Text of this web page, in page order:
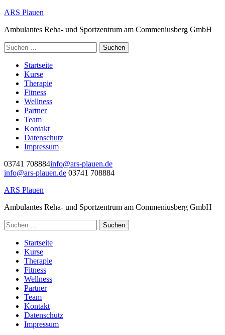
Zum
springen
drücken)
ARS Plauen
Ambulantes Reha- und Sportzentrum am Commeniusberg GmbH
Suchen
nach:
Startseite
Kurse
Therapie
Fitness
Wellness
Partner
Team
Kontakt
Datenschutz
Impressum
03741 708884info@ars-plauen.de
info@ars-plauen.de 03741 708884
ARS Plauen
Ambulantes Reha- und Sportzentrum am Commeniusberg GmbH
Suchen
nach:
Startseite
Kurse
Therapie
Fitness
Wellness
Partner
Team
Kontakt
Datenschutz
Impressum